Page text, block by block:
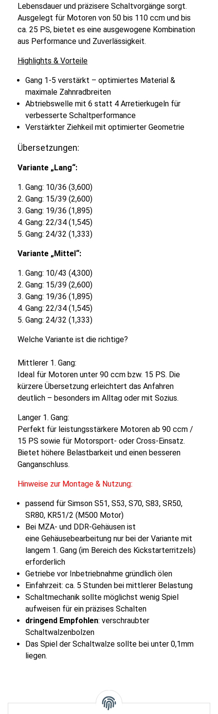
Lebensdauer und präzisere Schaltvorgänge sorgt.
Ausgelegt für Motoren von 50 bis 110 ccm und bis
ca. 25 PS, bietet es eine ausgewogene Kombination
aus Performance und Zuverlässigkeit.
Highlights & Vorteile
Gang 1-5 verstärkt – optimiertes Material &
maximale Zahnradbreiten
Abtriebswelle mit 6 statt 4 Arretierkugeln für
verbesserte Schaltperformance
Verstärkter Ziehkeil mit optimierter Geometrie
Übersetzungen:
Variante „Lang“:
1. Gang: 10/36 (3,600)
2. Gang: 15/39 (2,600)
3. Gang: 19/36 (1,895)
4. Gang: 22/34 (1,545)
5. Gang: 24/32 (1,333)
Variante „Mittel“:
1. Gang: 10/43 (4,300)
2. Gang: 15/39 (2,600)
3. Gang: 19/36 (1,895)
4. Gang: 22/34 (1,545)
5. Gang: 24/32 (1,333)
Welche Variante ist die richtige?
Mittlerer 1. Gang:
Ideal für Motoren unter 90 ccm bzw. 15 PS. Die
kürzere Übersetzung erleichtert das Anfahren
deutlich – besonders im Alltag oder mit Sozius.
Langer 1. Gang:
Perfekt für leistungsstärkere Motoren ab 90 ccm /
15 PS sowie für Motorsport- oder Cross-Einsatz.
Bietet höhere Belastbarkeit und einen besseren
Ganganschluss.
Hinweise zur Montage & Nutzung:
passend für Simson S51, S53, S70, S83, SR50,
SR80, KR51/2 (M500 Motor)
Bei MZA- und DDR-Gehäusen ist
eine Gehäusebearbeitung nur bei der Variante mit
langem 1. Gang (im Bereich des Kickstarterritzels)
erforderlich
Getriebe vor Inbetriebnahme gründlich ölen
Einfahrzeit: ca. 5 Stunden bei mittlerer Belastung
Schaltmechanik sollte möglichst wenig Spiel
aufweisen für ein präzises Schalten
dringend Empfohlen: verschraubter
Schaltwalzenbolzen
Das Spiel der Schaltwalze sollte bei unter 0,1mm
liegen.